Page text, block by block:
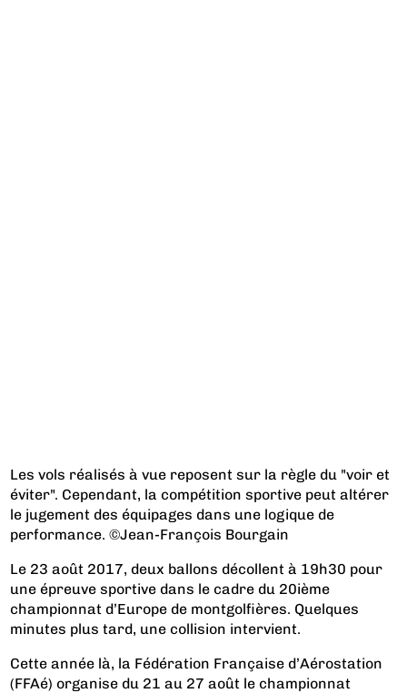
Les vols réalisés à vue reposent sur la règle du "voir et
éviter". Cependant, la compétition sportive peut altérer
le jugement des équipages dans une logique de
performance. ©Jean-François Bourgain
Le 23 août 2017, deux ballons décollent à 19h30 pour
une épreuve sportive dans le cadre du 20ième
championnat d’Europe de montgolfières. Quelques
minutes plus tard, une collision intervient.
Cette année là, la Fédération Française d’Aérostation
(FFAé) organise du 21 au 27 août le championnat